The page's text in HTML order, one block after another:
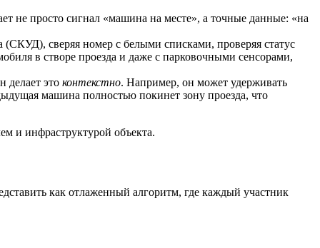
не просто сигнал «машина на месте», а точные данные: «на
сверяя номер с белыми списками, проверяя статус
в створе проезда и даже с парковочными сенсорами,
делает это контекстно. Например, он может удерживать
машина полностью покинет зону проезда, что
и инфраструктурой объекта.
как отлаженный алгоритм, где каждый участник